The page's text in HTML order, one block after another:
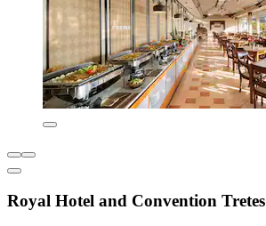
Royal Hotel and Convention Tretes